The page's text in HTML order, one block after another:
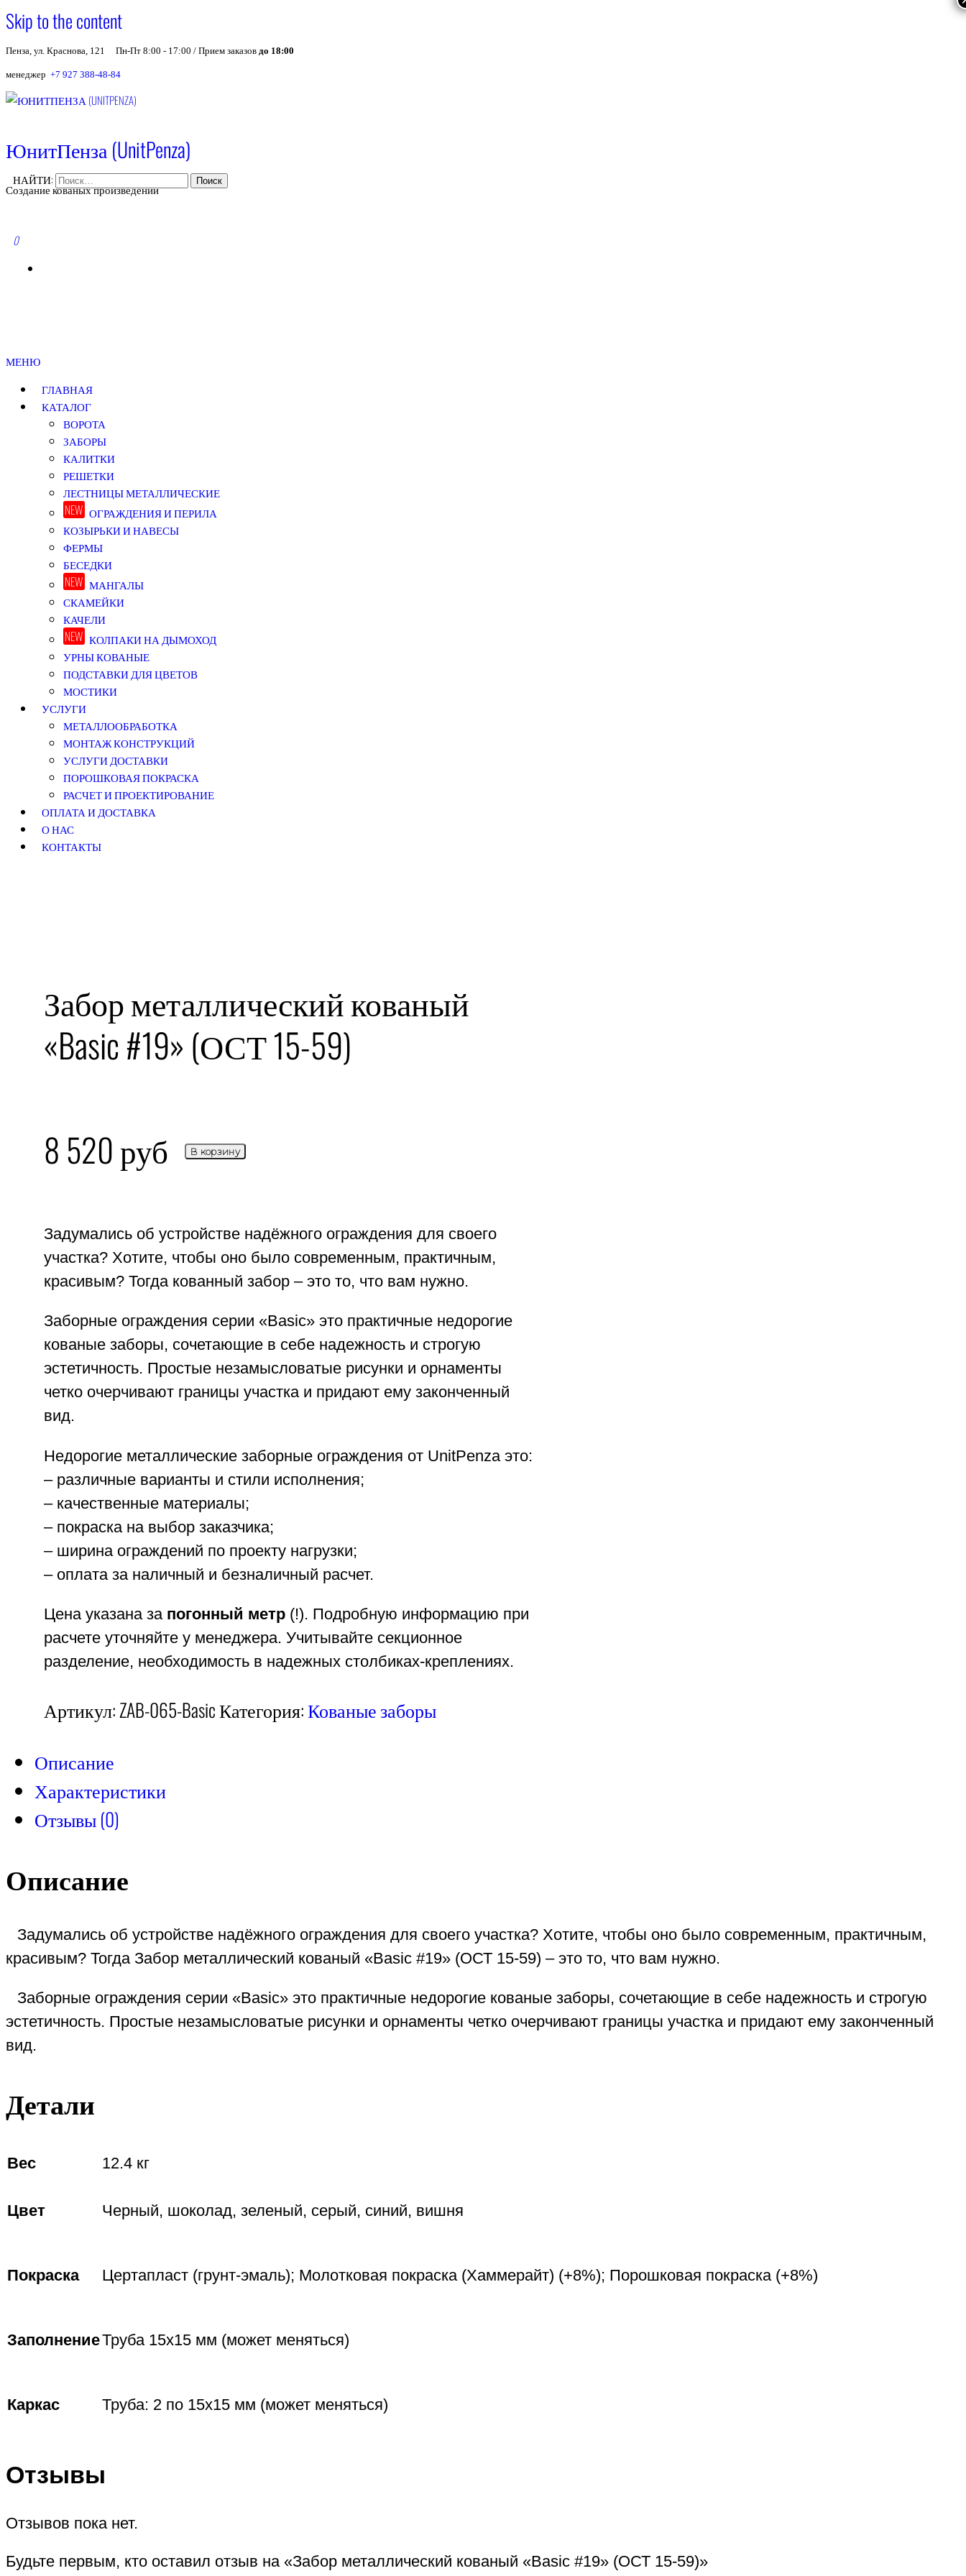
Skip to the content
Пенза, ул. Краснова, 121 Пн-Пт 8:00 - 17:00 / Прием заказов до 18:00
менеджер +7 927 388-48-84
ЮнитПенза (UnitPenza)
Создание кованых произведений
НАЙТИ:
0
МЕНЮ
ГЛАВНАЯ
КАТАЛОГ
ВОРОТА
ЗАБОРЫ
КАЛИТКИ
РЕШЕТКИ
ЛЕСТНИЦЫ МЕТАЛЛИЧЕСКИЕ
ОГРАЖДЕНИЯ И ПЕРИЛА
КОЗЫРЬКИ И НАВЕСЫ
ФЕРМЫ
БЕСЕДКИ
МАНГАЛЫ
СКАМЕЙКИ
КАЧЕЛИ
КОЛПАКИ НА ДЫМОХОД
УРНЫ КОВАНЫЕ
ПОДСТАВКИ ДЛЯ ЦВЕТОВ
МОСТИКИ
УСЛУГИ
МЕТАЛЛООБРАБОТКА
МОНТАЖ КОНСТРУКЦИЙ
УСЛУГИ ДОСТАВКИ
ПОРОШКОВАЯ ПОКРАСКА
РАСЧЕТ И ПРОЕКТИРОВАНИЕ
ОПЛАТА И ДОСТАВКА
О НАС
КОНТАКТЫ
Забор металлический кованый
«Basic #19» (ОСТ 15-59)
8 520руб В корзину
Задумались об устройстве надёжного ограждения для своего
участка? Хотите, чтобы оно было современным, практичным,
красивым? Тогда кованный забор – это то, что вам нужно.
Заборные ограждения серии «Basic» это практичные недорогие
кованые заборы, сочетающие в себе надежность и строгую
эстетичность. Простые незамысловатые рисунки и орнаменты
четко очерчивают границы участка и придают ему законченный
вид.
Недорогие металлические заборные ограждения от UnitPenza это:
– различные варианты и стили исполнения;
– качественные материалы;
– покраска на выбор заказчика;
– ширина ограждений по проекту нагрузки;
– оплата за наличный и безналичный расчет.
Цена указана за погонный метр (!). Подробную информацию при
расчете уточняйте у менеджера. Учитывайте секционное
разделение, необходимость в надежных столбиках-креплениях.
Артикул:ZAB-065-BasicКатегория:Кованые заборы
Описание
Характеристики
Отзывы (0)
Описание
Задумались об устройстве надёжного ограждения для своего участка? Хотите, чтобы оно было современным, практичным,
красивым? Тогда Забор металлический кованый «Basic #19» (ОСТ 15-59) – это то, что вам нужно.
Заборные ограждения серии «Basic» это практичные недорогие кованые заборы, сочетающие в себе надежность и строгую
эстетичность. Простые незамысловатые рисунки и орнаменты четко очерчивают границы участка и придают ему законченный
вид.
Детали
Вес 12.4 кг
Цвет Черный, шоколад, зеленый, серый, синий, вишня
Покраска Цертапласт (грунт-эмаль); Молотковая покраска (Хаммерайт) (+8%); Порошковая покраска (+8%)
ЗаполнениеТруба 15х15 мм (может меняться)
Каркас Труба: 2 по 15х15 мм (может меняться)
Отзывы
Отзывов пока нет.
Будьте первым, кто оставил отзыв на «Забор металлический кованый «Basic #19» (ОСТ 15-59)»